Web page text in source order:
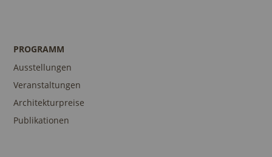
PROGRAMM
Ausstellungen
Veranstaltungen
Architekturpreise
Publikationen